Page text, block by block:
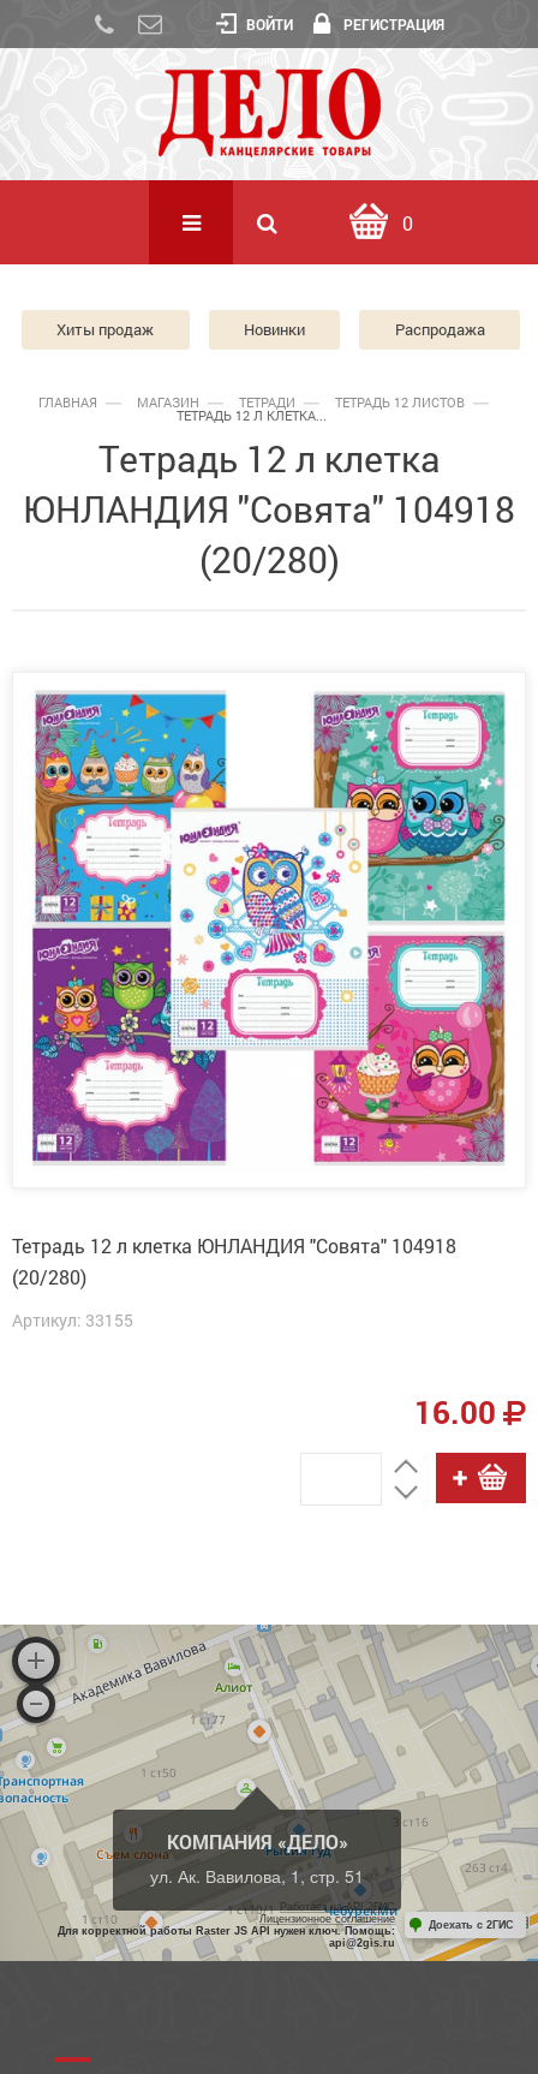
ВОЙТИ РЕГИСТРАЦИЯ
0
Хиты продаж Новинки Распродажа
ГЛАВНАЯ МАГАЗИН ТЕТРАДИ ТЕТРАДЬ 12 ЛИСТОВ
ТЕТРАДЬ 12 Л КЛЕТКА...
Тетрадь 12 л клетка
ЮНЛАНДИЯ "Совята" 104918
(20/280)
Тетрадь 12 л клетка ЮНЛАНДИЯ "Совята" 104918
(20/280)
Артикул: 33155
16.00
КОМПАНИЯ «ДЕЛО»
ул. Ак. Вавилова, 1, стр. 51
Работает на API 2ГИС
Лицензионное соглашение
Для корректной работы Raster JS API нужен ключ. Помощь:
api@2gis.ru
Доехать с 2ГИС